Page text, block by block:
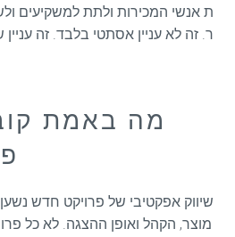
ת אנשי המכירות ולתת למשקיעים
ר. זה לא עניין אסתטי בלבד. זה
מה באמת
שיווק אפקטיבי של פרויקט חדש
מוצר, הקהל ואופן ההצגה. לא כל